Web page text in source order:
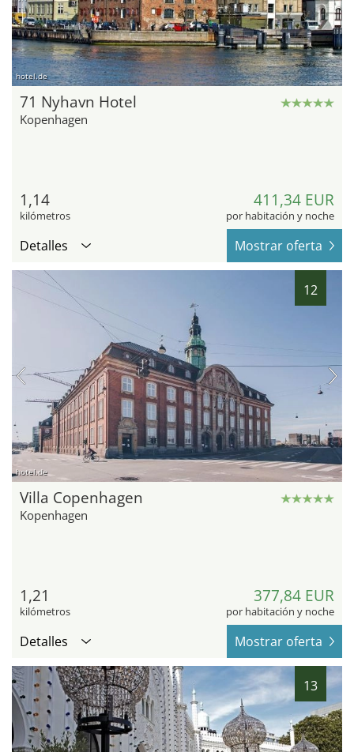
hotel.de
71 Nyhavn Hotel
Kopenhagen
1,14
kilómetros
411,34 EUR
por habitación y noche
Detalles Mostrar oferta
12
hotel.de
Villa Copenhagen
Kopenhagen
1,21
kilómetros
377,84 EUR
por habitación y noche
Detalles Mostrar oferta
13